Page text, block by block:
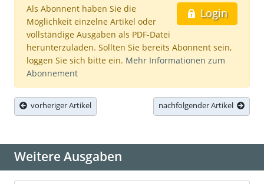
Login
Als Abonnent haben Sie die
Möglichkeit einzelne Artikel oder
vollständige Ausgaben als PDF-Datei
herunterzuladen. Sollten Sie bereits Abonnent sein,
loggen Sie sich bitte ein. Mehr Informationen zum
Abonnement
vorheriger Artikel nachfolgender Artikel
Weitere Ausgaben